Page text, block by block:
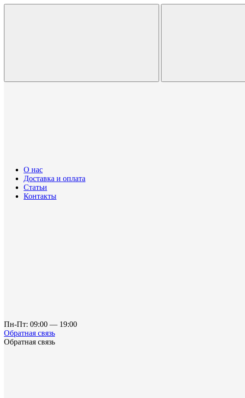
О нас
Доставка и оплата
Статьи
Контакты
Пн-Пт: 09:00 — 19:00
Обратная связь
Обратная связь